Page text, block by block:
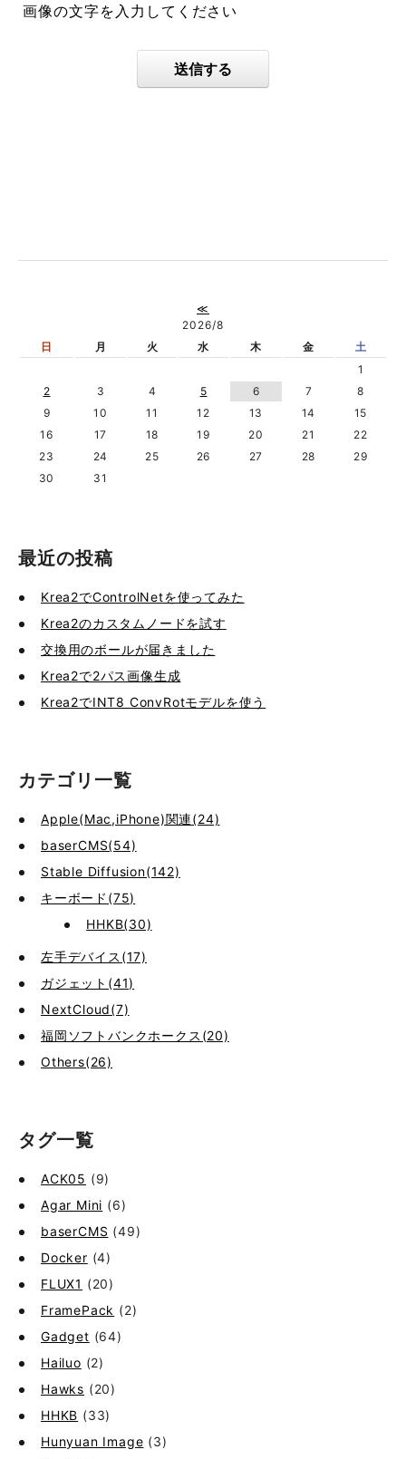
画像の文字を入力してください
送信する
≪
2026/8
日
月 火 水 木 金
土
1
2
3 4 5 6 7
8
9
10 11 12 13 14
15
16
17 18 19 20 21
22
23
24 25 26 27 28
29
30
31
最近の投稿
Krea2でControlNetを使ってみた
Krea2のカスタムノードを試す
交換用のボールが届きました
Krea2で2パス画像生成
Krea2でINT8 ConvRotモデルを使う
カテゴリ一覧
Apple(Mac,iPhone)関連(24)
baserCMS(54)
Stable Diffusion(142)
キーボード(75)
HHKB(30)
左手デバイス(17)
ガジェット(41)
NextCloud(7)
福岡ソフトバンクホークス(20)
Others(26)
タグ一覧
ACK05 (9)
Agar Mini (6)
baserCMS (49)
Docker (4)
FLUX1 (20)
FramePack (2)
Gadget (64)
Hailuo (2)
Hawks (20)
HHKB (33)
Hunyuan Image (3)